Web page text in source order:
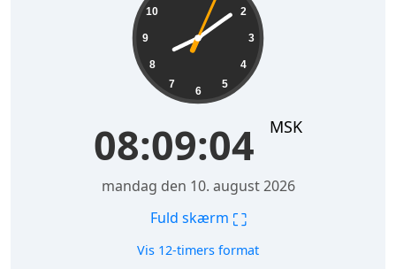
2
3
4
5
6
7
8
9
10
08:09:05 MSK
mandag den 10. august 2026
Fuld skærm ⛶
Vis 12-timers format